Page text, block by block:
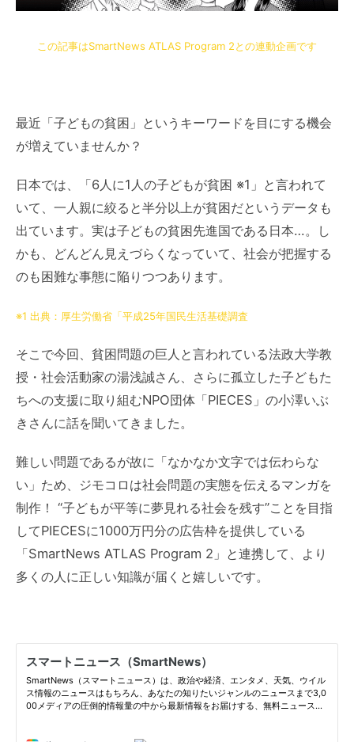
この記事はSmartNews ATLAS Program 2との連動企画です
最近「子どもの貧困」というキーワードを目にする機会
が増えていませんか？
日本では、「6人に1人の子どもが貧困 ※1」と言われて
いて、一人親に絞ると半分以上が貧困だというデータも
出ています。実は子どもの貧困先進国である日本…。し
かも、どんどん見えづらくなっていて、社会が把握する
のも困難な事態に陥りつつあります。
※1 出典：厚生労働省「平成25年国民生活基礎調査
そこで今回、貧困問題の巨人と言われている法政大学教
授・社会活動家の湯浅誠さん、さらに孤立した子どもた
ちへの支援に取り組むNPO団体「PIECES」の小澤いぶ
きさんに話を聞いてきました。
難しい問題であるが故に「なかなか文字では伝わらな
い」ため、ジモコロは社会問題の実態を伝えるマンガを
制作！ “子どもが平等に夢見れる社会を残す”ことを目指
してPIECESに1000万円分の広告枠を提供している
「SmartNews ATLAS Program 2」と連携して、より
多くの人に正しい知識が届くと嬉しいです。